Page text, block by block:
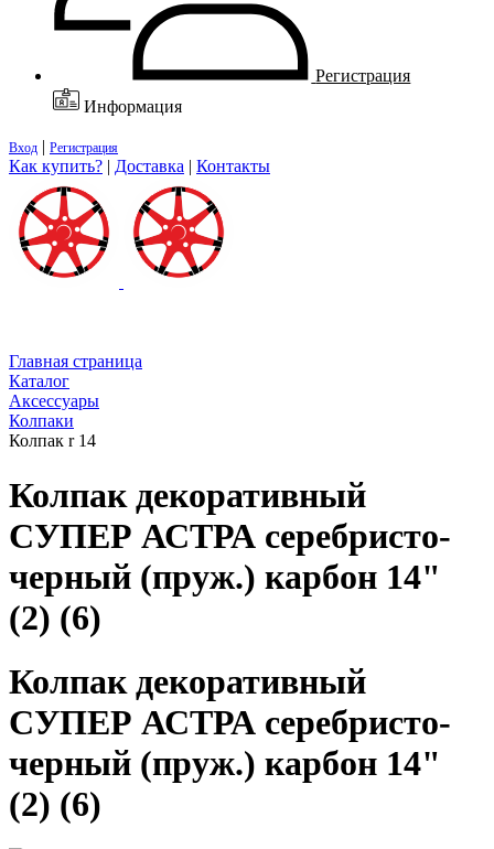
Регистрация
Информация
Вход | Регистрация
Как купить? | Доставка | Контакты
Главная страница
Каталог
Аксессуары
Колпаки
Колпак r 14
Колпак декоративный
СУПЕР АСТРА серебристо-
черный (пруж.) карбон 14"
(2) (6)
Колпак декоративный
СУПЕР АСТРА серебристо-
черный (пруж.) карбон 14"
(2) (6)